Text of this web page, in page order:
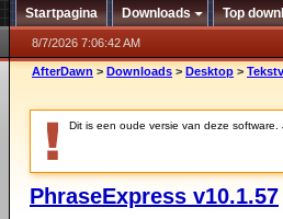
Startpagina Downloads Top
8/7/2026 7:06:42 AM
AfterDawn > Downloads > Desktop >
Dit is een oude versie van deze software.
PhraseExpress v10.1.57